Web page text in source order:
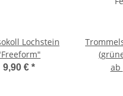
Lochstein
9,90 € *
ab